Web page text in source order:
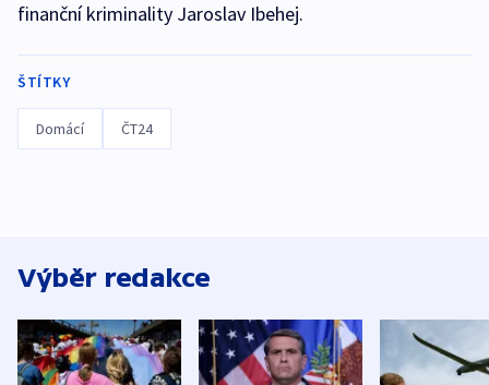
finanční kriminality Jaroslav Ibehej.
ŠTÍTKY
Domácí ČT24
Výběr redakce